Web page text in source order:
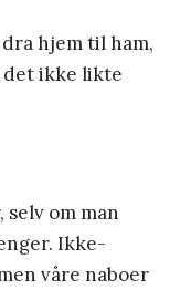
hjem til ham,
det ikke likte
om man
Ikke-
våre naboer